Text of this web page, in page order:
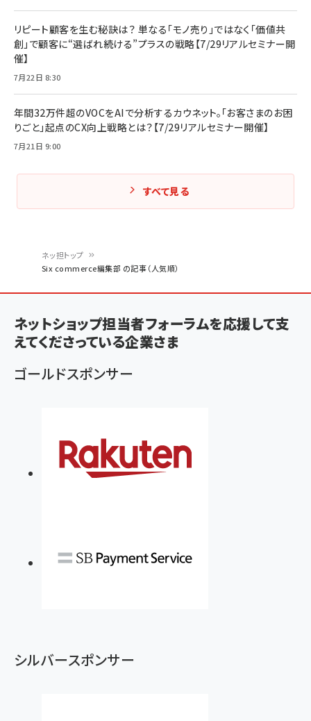
く
ず
ネッ担トップ
Six commerce編集部 の記事（人気順）
リピート顧客を生む秘訣は？ 単なる「モノ売り」ではなく「価値共
創」で顧客に“選ばれ続ける”プラスの戦略【7/29リアルセミナー開
催】
7月22日 8:30
年間32万件超のVOCをAIで分析するカウネット。「お客さまのお困
りごと」起点のCX向上戦略とは？【7/29リアルセミナー開催】
7月21日 9:00
すべて見る
ネットショップ担当者フォーラムを応援して支
えてくださっている企業さま
ゴールドスポンサー
シルバースポンサー